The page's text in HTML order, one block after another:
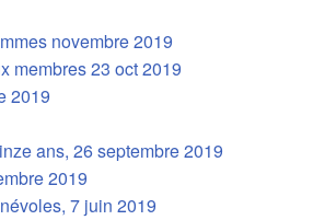
novembre 2019
membres 23 oct 2019
2019
ans, 26 septembre 2019
2019
7 juin 2019